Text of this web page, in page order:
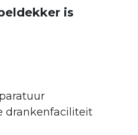
is
drankenfaciliteit